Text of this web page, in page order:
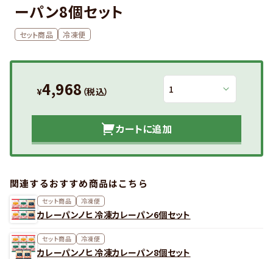
ーパン8個セット
セット商品 冷凍便
¥4,968 （税込）
カートに追加
関連するおすすめ商品はこちら
セット商品 冷凍便
カレーパンノヒ 冷凍カレーパン6個セット
セット商品 冷凍便
カレーパンノヒ 冷凍カレーパン8個セット